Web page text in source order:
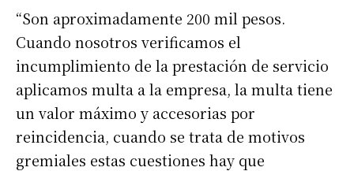
“Son aproximadamente 200 mil pesos.
Cuando nosotros verificamos el
incumplimiento de la prestación de servicio
aplicamos multa a la empresa, la multa tiene
un valor máximo y accesorias por
reincidencia, cuando se trata de motivos
gremiales estas cuestiones hay que